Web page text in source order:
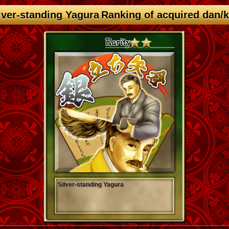
standing Yagura Ranking of acquired dan/
Silver-standing Yagura